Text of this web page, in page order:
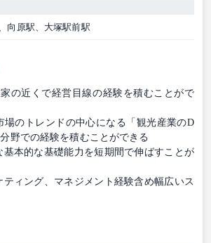
向原駅、大塚駅前駅
家の近くで経営目線の経験を積むことがで
場のトレンドの中心になる「観光産業のD
野での経験を積むことができる
基本的な基礎能力を短期間で伸ばすことが
ティング、マネジメント経験含め幅広いス